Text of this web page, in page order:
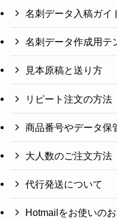
名刺データ入稿ガイ
名刺データ作成用テ
見本原稿と送り方
リピート注文の方法
商品番号やデータ保
大人数のご注文方法
代行発送について
Hotmailをお使いの